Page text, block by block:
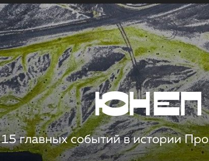
ЮНЕП
15 главных событий в истории